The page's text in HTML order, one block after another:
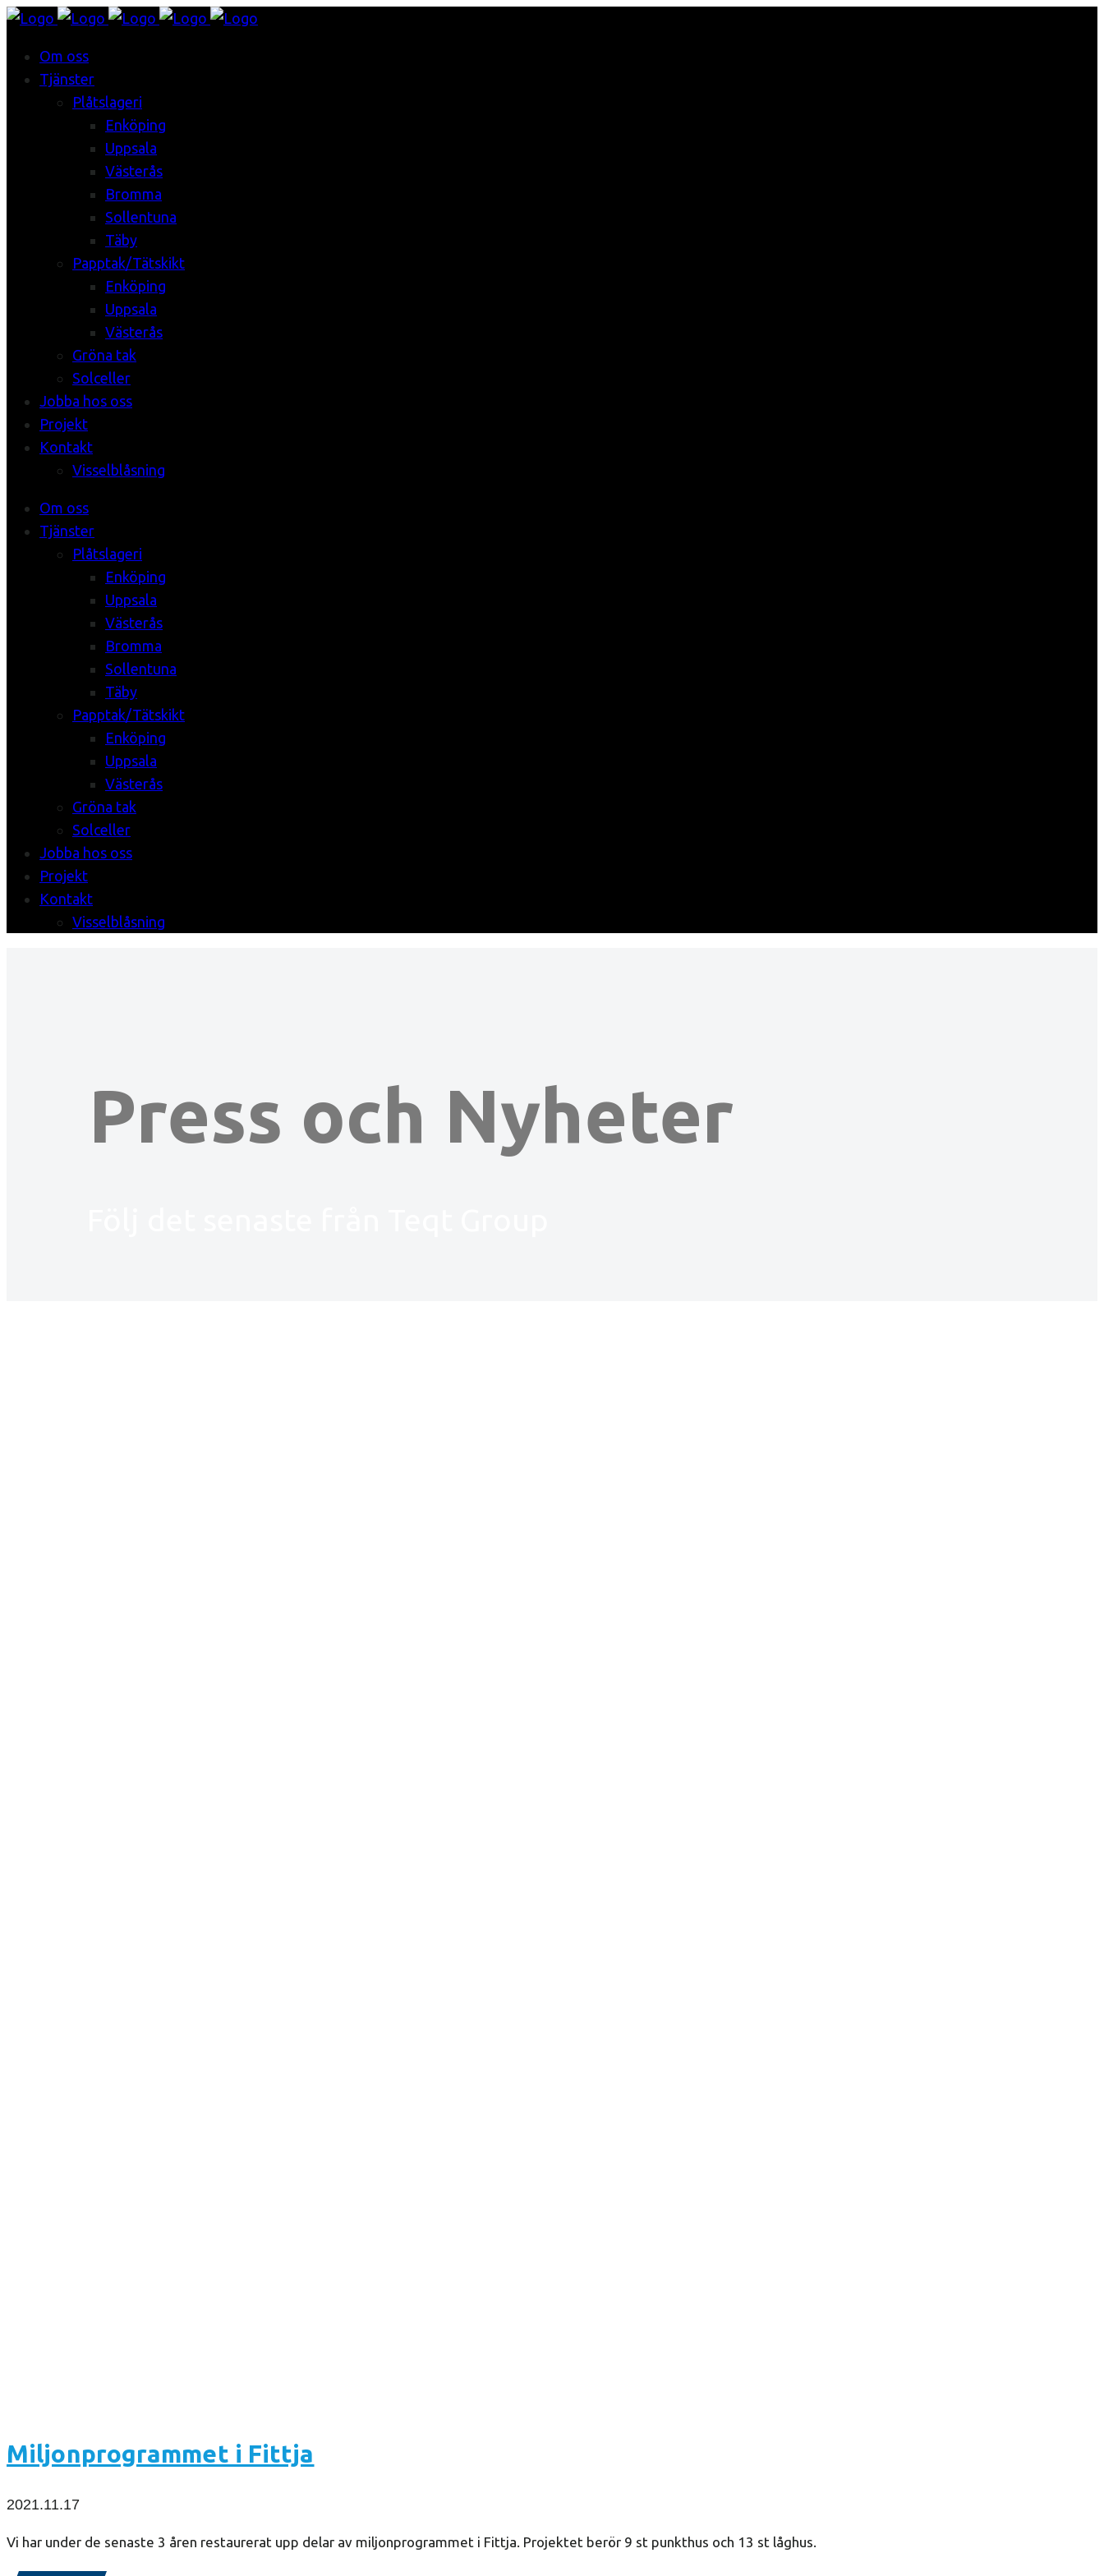
Om oss
Tjänster
Plåtslageri
Enköping
Uppsala
Västerås
Bromma
Sollentuna
Täby
Papptak/Tätskikt
Enköping
Uppsala
Västerås
Gröna tak
Solceller
Jobba hos oss
Projekt
Kontakt
Visselblåsning
Om oss
Tjänster
Plåtslageri
Enköping
Uppsala
Västerås
Bromma
Sollentuna
Täby
Papptak/Tätskikt
Enköping
Uppsala
Västerås
Gröna tak
Solceller
Jobba hos oss
Projekt
Kontakt
Visselblåsning
Press och Nyheter
Miljonprogrammet i Fittja
2021.11.17
Vi har under de senaste 3 åren restaurerat upp delar av miljonprogrammet i Fittja. Projektet berör 9 st punkthus och 13 st låghus.